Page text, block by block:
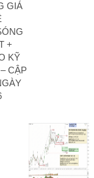
GIÁ
+
KỸ
CẬP